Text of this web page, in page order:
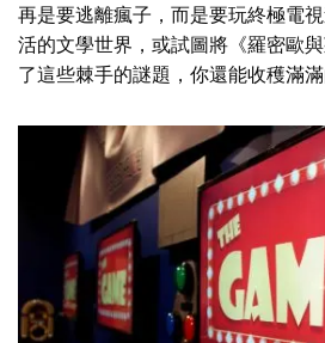
再是要逃離瘋子，而是要玩終極電
活的文學世界，或試圖將《羅密歐
了這些棘手的謎題，你還能收穫滿滿